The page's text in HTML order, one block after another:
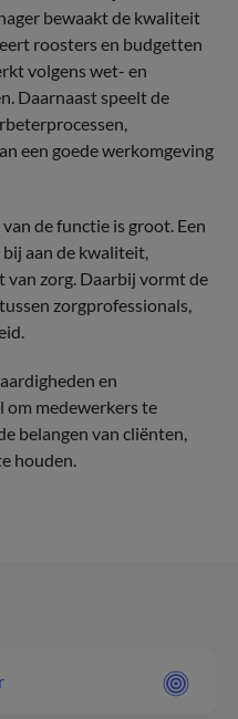
bewaakt de kwaliteit
roosters en budgetten
volgens wet- en
Daarnaast speelt de
een goede werkomgeving
de functie is groot. Een
aan de kwaliteit,
zorg. Daarbij vormt de
zorgprofessionals,
en
om medewerkers te
belangen van cliënten,
houden.